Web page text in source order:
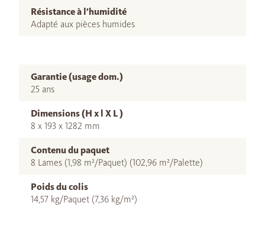
Résistance à l’humidité
Adapté aux pièces humides
Garantie (usage dom.)
25 ans
Dimensions (H x l X L )
8 x 193 x 1282 mm
Contenu du paquet
8 Lames (1,98 m²/Paquet) (102,96 m²/Palette)
Poids du colis
14,57 kg/Paquet (7,36 kg/m²)